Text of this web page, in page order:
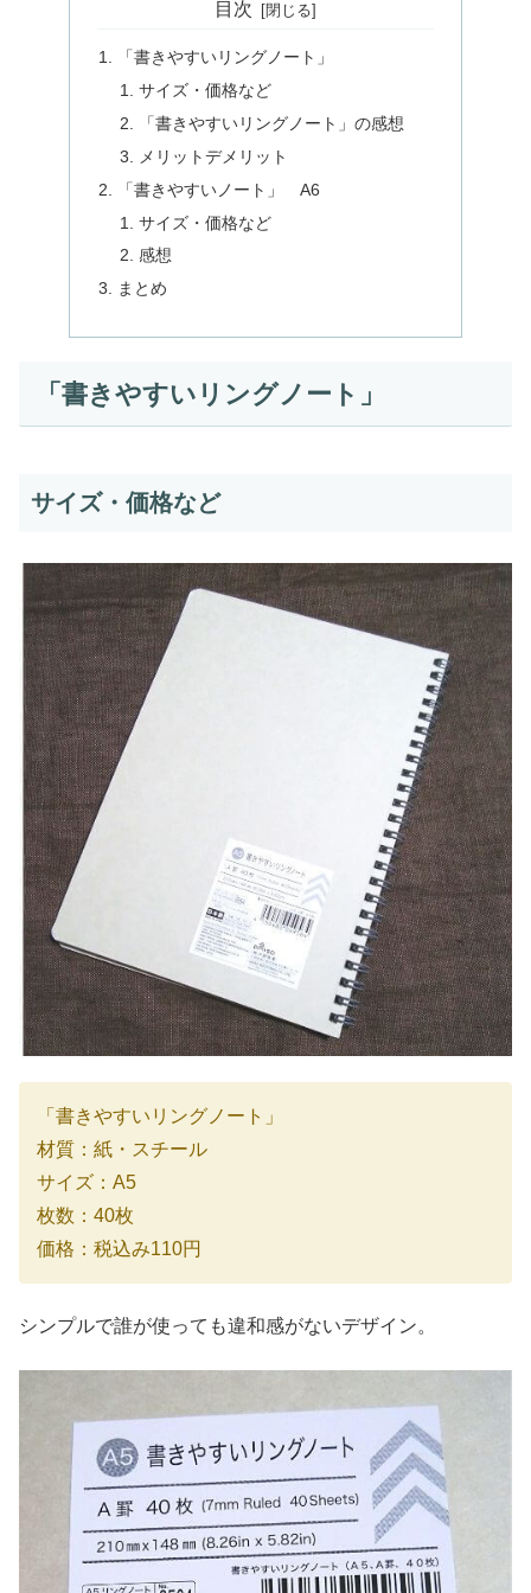
目次
「書きやすいリングノート」
サイズ・価格など
「書きやすいリングノート」の感想
メリットデメリット
「書きやすいノート」 A6
サイズ・価格など
感想
まとめ
「書きやすいリングノート」
サイズ・価格など
「書きやすいリングノート」
材質：紙・スチール
サイズ：A5
枚数：40枚
価格：税込み110円
シンプルで誰が使っても違和感がないデザイン。